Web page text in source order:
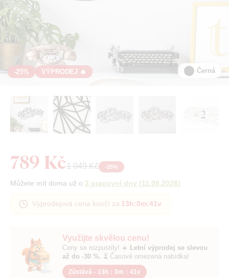
-25% VÝPRODEJ 🔥 Černá
+ 2
Využijte skvělou cenu!
Ceny se rozpustily! ☀️ Letní výprodej se slevou
až do -30 %. ⏳ Časově omezená nabídka!
Zůstává - 13h : 0m : 40v
789 Kč1 049 Kč -25%
Můžete mít doma už o 3 pracovní dny (11.08.2026)
Výprodejová cena končí za 13h:0m:40v